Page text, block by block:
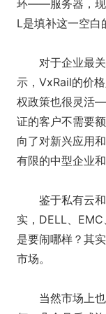
环——服务器，现
L是填补这一空白
对于企业最关
示，VxRail的价
权政策也很灵活
证的客户不需要
向了对新兴应用
有限的中型企业和
鉴于私有云和
实，DELL、
是要闹哪样？其
市场。
当然市场上也